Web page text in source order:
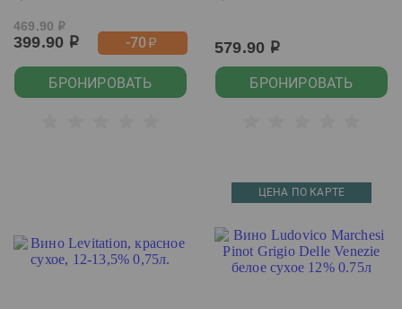
469.90 р
399.90 р -70р
БРОНИРОВАТЬ
579.90 р
БРОНИРОВАТЬ
ЦЕНА ПО КАРТЕ